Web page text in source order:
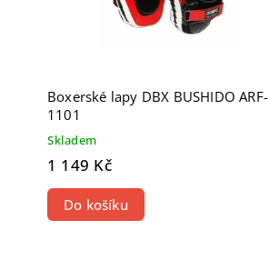
Boxerské lapy DBX BUSHIDO ARF-
1101
Skladem
1 149 Kč
Do košíku